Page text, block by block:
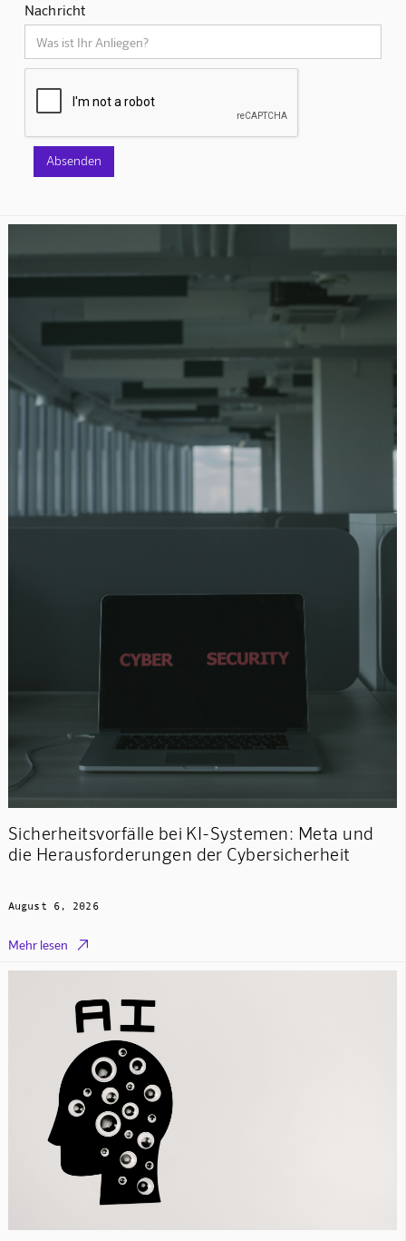
Nachricht
Sicherheitsvorfälle bei KI-Systemen: Meta und
die Herausforderungen der Cybersicherheit
August 6, 2026
Mehr lesen 